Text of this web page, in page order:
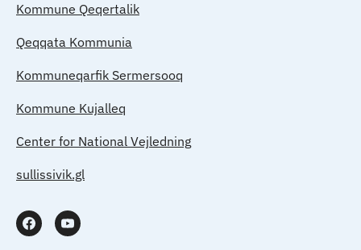
Kommune Qeqertalik
Qeqqata Kommunia
Kommuneqarfik Sermersooq
Kommune Kujalleq
Center for National Vejledning
sullissivik.gl